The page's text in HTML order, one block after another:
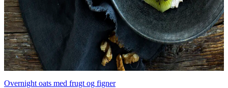
Overnight oats med frugt og figner